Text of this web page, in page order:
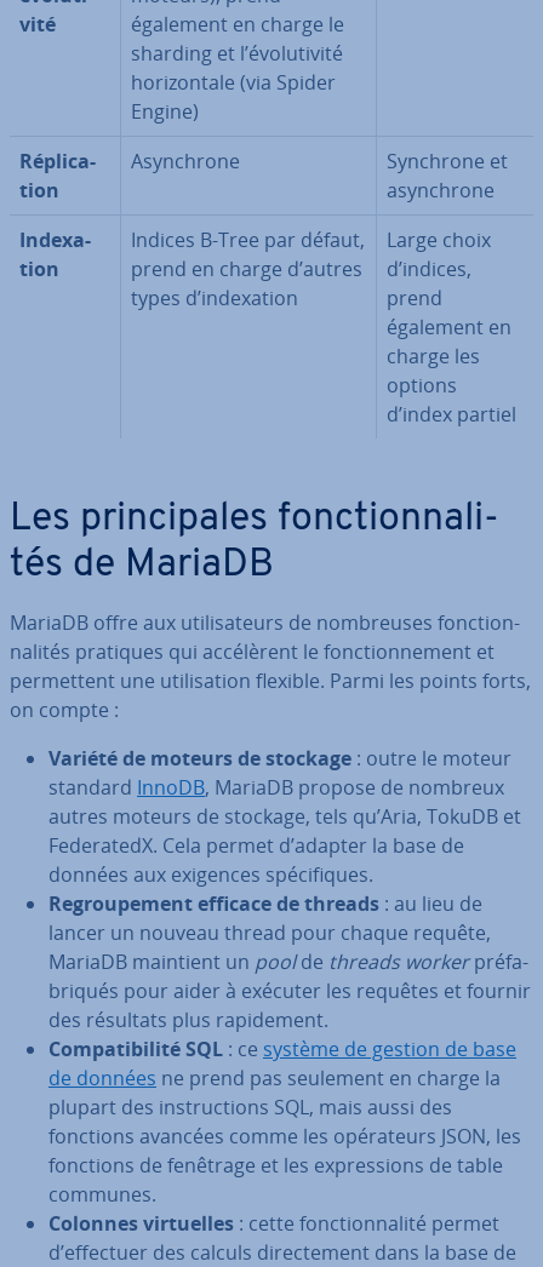
vité
également en charge le
sharding et l’évo­lu­ti­vité
ho­ri­zon­tale (via Spider
Engine)
Ré­pli­ca­
tion
Asyn­chrone
Synchrone et
asyn­chrone
In­dexa­
tion
Indices B-Tree par défaut,
prend en charge d’autres
types d’in­dexa­tion
Large choix
d’indices,
prend
également en
charge les
options
d’index partiel
Les prin­ci­pales fonc­tion­na­li­
tés de MariaDB
MariaDB offre aux uti­li­sa­teurs de nom­breuses fonc­tion­
na­li­tés pratiques qui ac­cé­lè­rent le fonc­tion­ne­ment et
per­met­tent une uti­li­sa­tion flexible. Parmi les points forts,
on compte :
Variété de moteurs de stockage : outre le moteur
standard InnoDB, MariaDB propose de nombreux
autres moteurs de stockage, tels qu’Aria, TokuDB et
Fe­de­ra­tedX. Cela permet d’adapter la base de
données aux exigences spé­ci­fiques.
Re­grou­pe­ment efficace de threads : au lieu de
lancer un nouveau thread pour chaque requête,
MariaDB maintient un poolde threads workerpré­fa­
bri­qués pour aider à exécuter les requêtes et fournir
des résultats plus ra­pi­de­ment.
Com­pa­ti­bi­lité SQL : ce système de gestion de base
de données ne prend pas seulement en charge la
plupart des ins­truc­tions SQL, mais aussi des
fonctions avancées comme les opé­ra­teurs JSON, les
fonctions de fenêtrage et les ex­pres­sions de table
communes.
Colonnes vir­tuelles : cette fonc­tion­na­lité permet
d’effectuer des calculs di­rec­te­ment dans la base de